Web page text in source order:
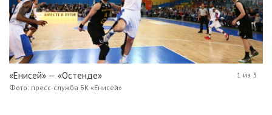
«Енисей» — «Остенде»
Фото: пресс-служба БК «Енисей»
1 из 3